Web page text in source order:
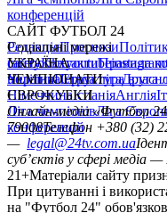
конференцій
САЙТ ФУТБОЛ 24
РедакціяПрогнози
сайтуКонтактиПравила
політикаСтруктура
Соціальні мережі
facebookxyoutubeinstagram
УКРАЇНА
УкраїнаПерша лігаДруга
ЧЕМПІОНАТИ
НімеччинаІспаніяАнглія
ЄВРОКУБКИ
Ліга чемпіонівЛіга
конференцій
Онлайн-медіа «Футбол
79008Телефон +380 (32)
— legal@24tv.com.ua
суб’єктів у сфері медіа
21+Матеріали сайту
При цитуванні і
на "Футбол 24"